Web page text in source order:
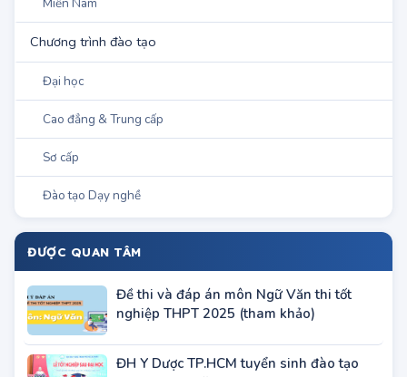
Miền Trung
Đại học
Cao đẳng & Trung cấp
Đào tạo Dạy nghề
ĐƯỢC QUAN TÂM
Đề thi và đáp án môn Ngữ Văn thi tốt
nghiệp THPT 2025 (tham khảo)